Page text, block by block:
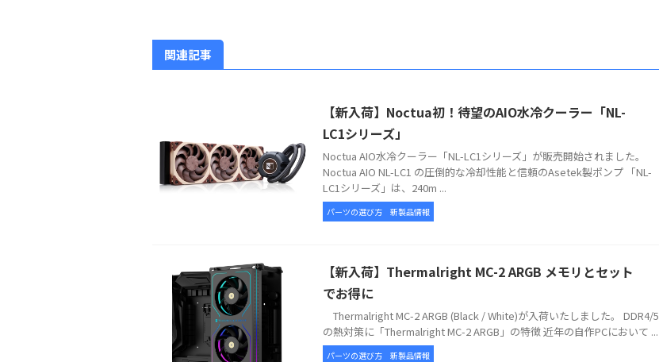
関連記事
【新入荷】Noctua初！待望のAIO水冷クーラー「NL-
LC1シリーズ」
Noctua AIO水冷クーラー「NL-LC1シリーズ」が販売開始されました。
Noctua AIO NL-LC1 の圧倒的な冷却性能と信頼のAsetek製ポンプ 「NL-
LC1シリーズ」は、240m ...
パーツの選び方 新製品情報
【新入荷】Thermalright MC-2 ARGB メモリとセット
でお得に
Thermalright MC-2 ARGB (Black / White)が入荷いたしました。 DDR4/5
の熱対策に「Thermalright MC-2 ARGB」の特徴 近年の自作PCにおいて ...
パーツの選び方 新製品情報